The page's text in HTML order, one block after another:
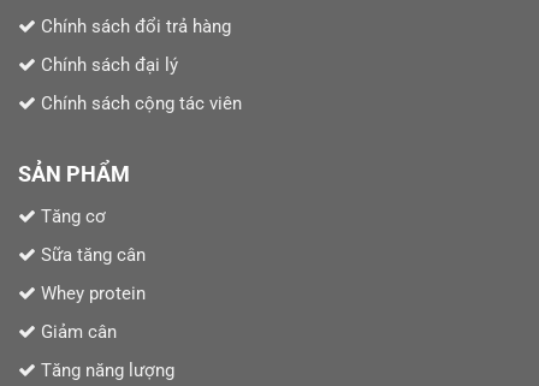
Chính sách đổi trả hàng
Chính sách đại lý
Chính sách cộng tác viên
SẢN PHẨM
Tăng cơ
Sữa tăng cân
Whey protein
Giảm cân
Tăng năng lượng